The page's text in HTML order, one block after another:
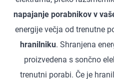
napajanje porabnikov v
energije večja od trenutne
hranilniku. Shranjena
proizvedena s sončno
trenutni porabi. Če je